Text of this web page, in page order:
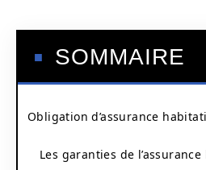
SOMMAIRE
Obligation d’assurance
Les garanties de